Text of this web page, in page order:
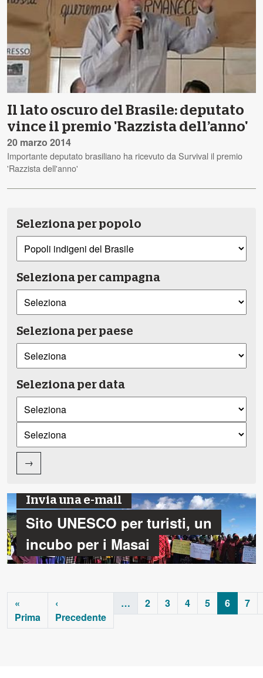
Il lato oscuro del Brasile: deputato
vince il premio 'Razzista dell’anno'
20 marzo 2014
Importante deputato brasiliano ha ricevuto da Survival il premio
'Razzista dell'anno'
Seleziona per popolo
Seleziona per campagna
Seleziona per paese
Seleziona per data
→
Invia una e-mail
Sito UNESCO per turisti, un
incubo per i Masai
«
Prima
‹
Precedente
… 2 3 4 5 6 7